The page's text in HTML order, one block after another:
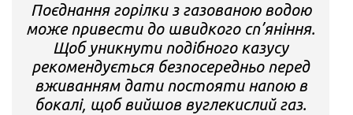
Поєднання горілки з газованою водою
може привести до швидкого сп’яніння.
Щоб уникнути подібного казусу
рекомендується безпосередньо перед
вживанням дати постояти напою в
бокалі, щоб вийшов вуглекислий газ.